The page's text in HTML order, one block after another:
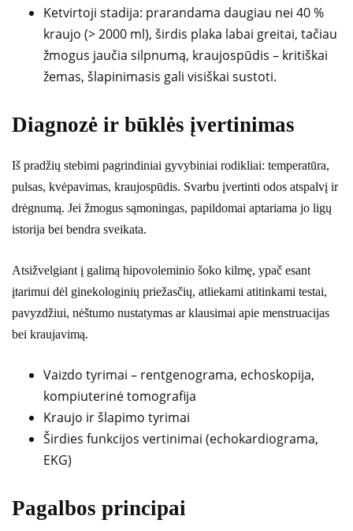
Ketvirtoji stadija: prarandama daugiau nei 40 %
kraujo (> 2000 ml), širdis plaka labai greitai, tačiau
žmogus jaučia silpnumą, kraujospūdis – kritiškai
žemas, šlapinimasis gali visiškai sustoti.
Diagnozė ir būklės įvertinimas
Iš pradžių stebimi pagrindiniai gyvybiniai rodikliai: temperatūra,
pulsas, kvėpavimas, kraujospūdis. Svarbu įvertinti odos atspalvį ir
drėgnumą. Jei žmogus sąmoningas, papildomai aptariama jo ligų
istorija bei bendra sveikata.
Atsižvelgiant į galimą hipovoleminio šoko kilmę, ypač esant
įtarimui dėl ginekologinių priežasčių, atliekami atitinkami testai,
pavyzdžiui, nėštumo nustatymas ar klausimai apie menstruacijas
bei kraujavimą.
Vaizdo tyrimai – rentgenograma, echoskopija,
kompiuterinė tomografija
Kraujo ir šlapimo tyrimai
Širdies funkcijos vertinimai (echokardiograma,
EKG)
Pagalbos principai